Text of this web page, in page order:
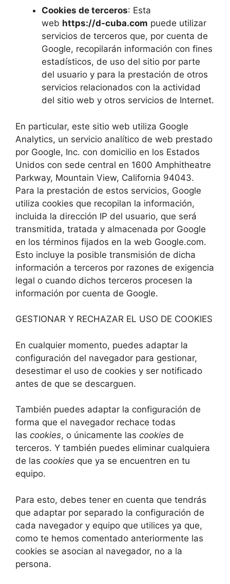
Cookies de terceros: Esta
web https://d-cuba.com puede utilizar
servicios de terceros que, por cuenta de
Google, recopilarán información con fines
estadísticos, de uso del sitio por parte
del usuario y para la prestación de otros
servicios relacionados con la actividad
del sitio web y otros servicios de Internet.
En particular, este sitio web utiliza Google
Analytics, un servicio analítico de web prestado
por Google, Inc. con domicilio en los Estados
Unidos con sede central en 1600 Amphitheatre
Parkway, Mountain View, California 94043.
Para la prestación de estos servicios, Google
utiliza cookies que recopilan la información,
incluida la dirección IP del usuario, que será
transmitida, tratada y almacenada por Google
en los términos fijados en la web Google.com.
Esto incluye la posible transmisión de dicha
información a terceros por razones de exigencia
legal o cuando dichos terceros procesen la
información por cuenta de Google.
GESTIONAR Y RECHAZAR EL USO DE COOKIES
En cualquier momento, puedes adaptar la
configuración del navegador para gestionar,
desestimar el uso de cookies y ser notificado
antes de que se descarguen.
También puedes adaptar la configuración de
forma que el navegador rechace todas
las cookies, o únicamente las cookies de
terceros. Y también puedes eliminar cualquiera
de las cookies que ya se encuentren en tu
equipo.
Para esto, debes tener en cuenta que tendrás
que adaptar por separado la configuración de
cada navegador y equipo que utilices ya que,
como te hemos comentado anteriormente las
cookies se asocian al navegador, no a la
persona.